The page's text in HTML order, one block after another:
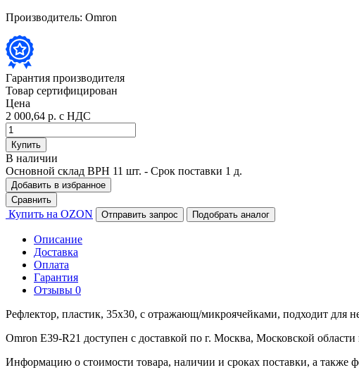
Производитель: Omron
Гарантия производителя
Товар сертифицирован
Цена
2 000,64 р. с НДС
Купить
В наличии
Основной склад ВРН 11 шт. - Срок поставки 1 д.
Добавить в избранное
Сравнить
Купить на OZON Отправить запрос Подобрать аналог
Описание
Доставка
Оплата
Гарантия
Отзывы 0
Рефлектор, пластик, 35x30, с отражающ/микроячейками, подходит
Omron E39-R21 доступен с доставкой по г. Москва, Московской
Информацию о стоимости товара, наличии и сроках поставки, а также